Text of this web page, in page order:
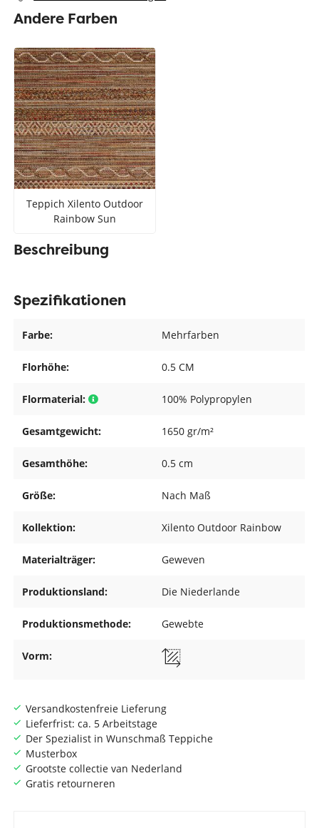
Andere Farben
Teppich Xilento Outdoor
Rainbow Sun
Versandkostenfreie Lieferung
Lieferfrist: ca. 5 Arbeitstage
Der Spezialist in Wunschmaß Teppiche
Musterbox
Grootste collectie van Nederland
Gratis retourneren
Beschreibung
Spezifikationen
Farbe: Mehrfarben
Florhöhe: 0.5 CM
Flormaterial: 100% Polypropylen
Gesamtgewicht: 1650 gr/m²
Gesamthöhe: 0.5 cm
Größe: Nach Maß
Kollektion: Xilento Outdoor Rainbow
Materialträger: Geweven
Produktionsland: Die Niederlande
Produktionsmethode: Gewebte
Vorm: